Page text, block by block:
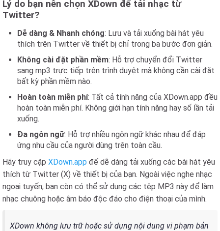
Lý do bạn nên chọn XDown để tải nhạc từ
Twitter?
Dễ dàng & Nhanh chóng: Lưu và tải xuống bài hát yêu
thích trên Twitter về thiết bị chỉ trong ba bước đơn giản.
Không cài đặt phần mềm: Hỗ trợ chuyển đổi Twitter
sang mp3 trực tiếp trên trình duyệt mà không cần cài đặt
bất kỳ phần mềm nào.
Hoàn toàn miễn phí: Tất cả tính năng của XDown.app đều
hoàn toàn miễn phí. Không giới hạn tính năng hay số lần tải
xuống.
Đa ngôn ngữ: Hỗ trợ nhiều ngôn ngữ khác nhau để đáp
ứng nhu cầu của người dùng trên toàn cầu.
Hãy truy cập XDown.app để dễ dàng tải xuống các bài hát yêu
thích từ Twitter (X) về thiết bị của bạn. Ngoài việc nghe nhạc
ngoại tuyến, bạn còn có thể sử dụng các tệp MP3 này để làm
nhạc chuông hoặc âm báo độc đáo cho điện thoại của mình.
XDown không lưu trữ hoặc sử dụng nội dung vi phạm bản